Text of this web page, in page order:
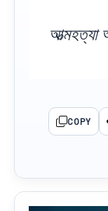
আত্মহত্যা
COPY